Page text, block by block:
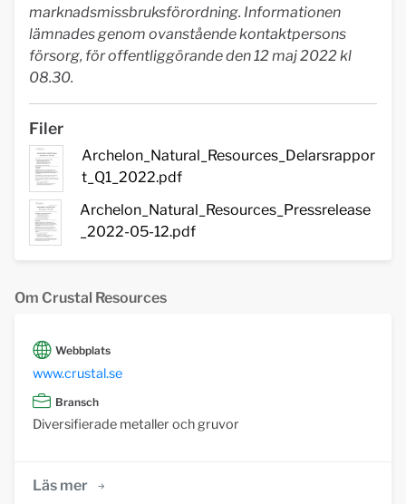
marknadsmissbruksförordning. Informationen
lämnades genom ovanstående kontaktpersons
försorg, för offentliggörande den 12 maj 2022 kl
08.30.
Filer
Archelon_Natural_Resources_Delarsrappor
t_Q1_2022.pdf
Archelon_Natural_Resources_Pressrelease
_2022-05-12.pdf
Om Crustal Resources
Webbplats
www.crustal.se
Bransch
Diversifierade metaller och gruvor
Läs mer